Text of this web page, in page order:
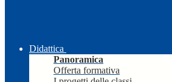
Didattica
Panoramica
Offerta formativa